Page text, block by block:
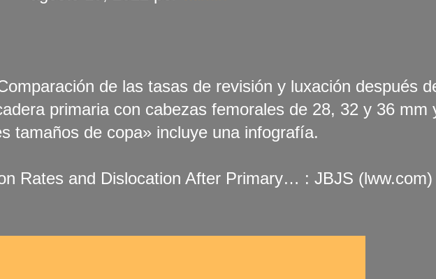
de las tasas de revisión y luxación después
primaria con cabezas femorales de 28, 32 y 36 mm
tamaños de copa» incluye una infografía.
Rates and Dislocation After Primary… : JBJS (lww.com)